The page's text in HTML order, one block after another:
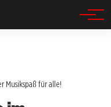
Musikspaß für alle!